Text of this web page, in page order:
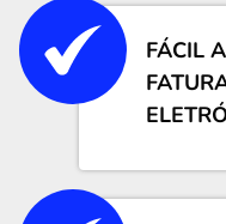
FÁCIL